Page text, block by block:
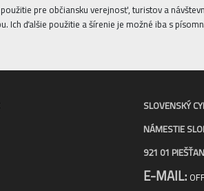
pre občiansku verejnosť, turistov a
Ich ďalšie použitie a šírenie je možné iba s
SLOVENSKÝ
NÁMESTIE
921 01
E-MAIL: